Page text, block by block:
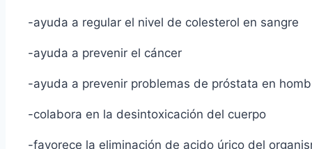
-ayuda a regular el nivel de colesterol en sangre
-ayuda a prevenir el cáncer
-ayuda a prevenir problemas de próstata en
-colabora en la desintoxicación del cuerpo
-favorece la eliminación de acido úrico del